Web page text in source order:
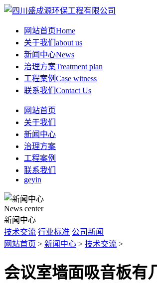
网站首页Home
关于我们 about us
新闻中心News
治理方案Treatment plan
工程案例 Case witness
联系我们 Contact Us
网站首页
关于我们
新闻中心
治理方案
工程案例
联系我们
geyin
News center
新闻中心
技术交流 行业标准 公司新闻
网站首页 > 新闻中心 > 技术交流 >
会议室墙面吸音板有